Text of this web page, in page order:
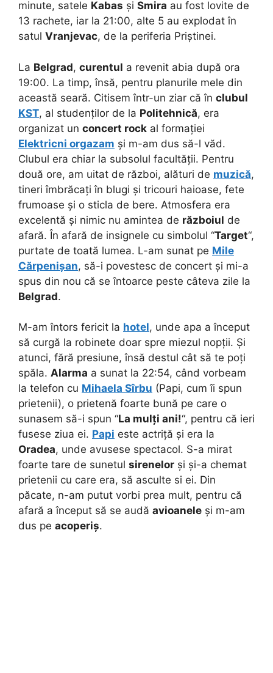
minute, satele Kabas și Smira au fost lovite de
13 rachete, iar la 21:00, alte 5 au explodat în
satul Vranjevac, de la periferia Priștinei.
La Belgrad, curentul a revenit abia după ora
19:00. La timp, însă, pentru planurile mele din
această seară. Citisem într-un ziar că în clubul
KST, al studenților de la Politehnică, era
organizat un concert rock al formației
Elektricni orgazam și m-am dus să-l văd.
Clubul era chiar la subsolul facultății. Pentru
două ore, am uitat de război, alături de muzică,
tineri îmbrăcați în blugi și tricouri haioase, fete
frumoase și o sticla de bere. Atmosfera era
excelentă și nimic nu amintea de războiul de
afară. În afară de insignele cu simbolul “Target“,
purtate de toată lumea. L-am sunat pe Mile
Cărpenișan, să-i povestesc de concert și mi-a
spus din nou că se întoarce peste câteva zile la
Belgrad.
M-am întors fericit la hotel, unde apa a început
să curgă la robinete doar spre miezul nopții. Și
atunci, fără presiune, însă destul cât să te poți
spăla. Alarma a sunat la 22:54, când vorbeam
la telefon cu Mihaela Sîrbu (Papi, cum îi spun
prietenii), o prietenă foarte bună pe care o
sunasem să-i spun “La mulți ani!“, pentru că ieri
fusese ziua ei. Papi este actriță și era la
Oradea, unde avusese spectacol. S-a mirat
foarte tare de sunetul sirenelor și și-a chemat
prietenii cu care era, să asculte si ei. Din
păcate, n-am putut vorbi prea mult, pentru că
afară a început să se audă avioanele și m-am
dus pe acoperiș.